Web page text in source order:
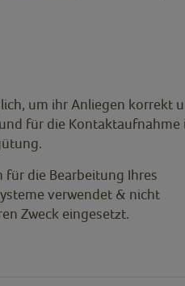
um ihr Anliegen korrekt
für die Kontaktaufnahme
für die Bearbeitung Ihres
verwendet & nicht
Zweck eingesetzt.